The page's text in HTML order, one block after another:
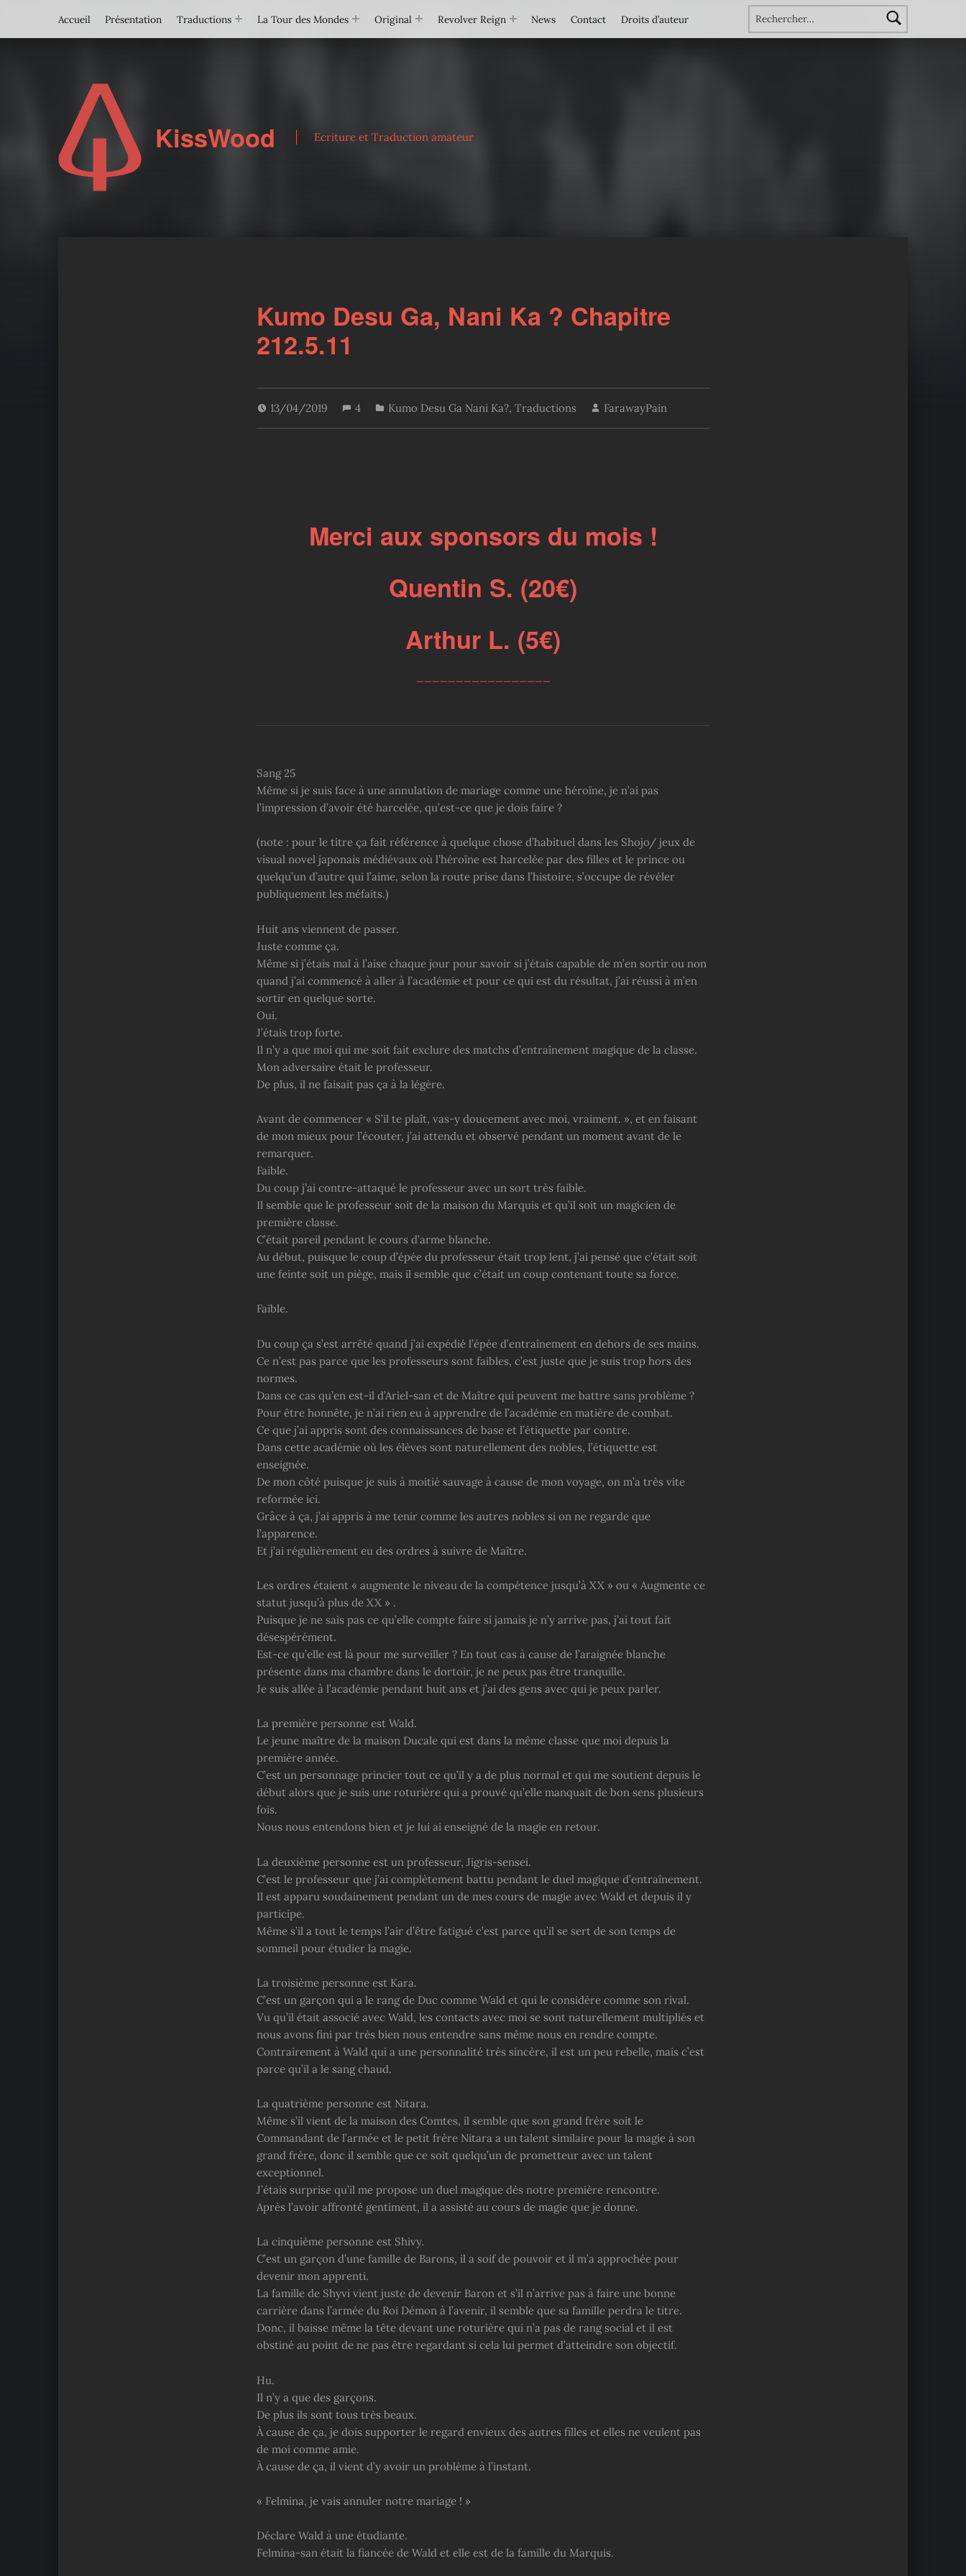
Rechercher :
Accueil
Présentation Traductions La Tour des Mondes Original Revolver Reign News Contact Droits d’auteur
KissWood Ecriture et Traduction amateur
Kumo Desu Ga, Nani Ka ? Chapitre
212.5.11
13/04/2019 4 Kumo Desu Ga Nani Ka?, Traductions FarawayPain
Merci aux sponsors du mois !
Quentin S. (20€)
Arthur L. (5€)
Sang 25
Même si je suis face à une annulation de mariage comme une héroïne, je n’ai pas
l’impression d’avoir été harcelée, qu’est-ce que je dois faire ?
(note : pour le titre ça fait référence à quelque chose d’habituel dans les Shojo/ jeux de
visual novel japonais médiévaux où l’héroïne est harcelée par des filles et le prince ou
quelqu’un d’autre qui l’aime, selon la route prise dans l’histoire, s’occupe de révéler
publiquement les méfaits.)
Huit ans viennent de passer.
Juste comme ça.
Même si j’étais mal à l’aise chaque jour pour savoir si j’étais capable de m’en sortir ou non
quand j’ai commencé à aller à l’académie et pour ce qui est du résultat, j’ai réussi à m’en
sortir en quelque sorte.
Oui.
J’étais trop forte.
Il n’y a que moi qui me soit fait exclure des matchs d’entraînement magique de la classe.
Mon adversaire était le professeur.
De plus, il ne faisait pas ça à la légère.
Avant de commencer « S’il te plaît, vas-y doucement avec moi, vraiment. », et en faisant
de mon mieux pour l’écouter, j’ai attendu et observé pendant un moment avant de le
remarquer.
Faible.
Du coup j’ai contre-attaqué le professeur avec un sort très faible.
Il semble que le professeur soit de la maison du Marquis et qu’il soit un magicien de
première classe.
C’était pareil pendant le cours d’arme blanche.
Au début, puisque le coup d’épée du professeur était trop lent, j’ai pensé que c’était soit
une feinte soit un piège, mais il semble que c’était un coup contenant toute sa force.
Faible.
Du coup ça s’est arrêté quand j’ai expédié l’épée d’entraînement en dehors de ses mains.
Ce n’est pas parce que les professeurs sont faibles, c’est juste que je suis trop hors des
normes.
Dans ce cas qu’en est-il d’Ariel-san et de Maître qui peuvent me battre sans problème ?
Pour être honnête, je n’ai rien eu à apprendre de l’académie en matière de combat.
Ce que j’ai appris sont des connaissances de base et l’étiquette par contre.
Dans cette académie où les élèves sont naturellement des nobles, l’étiquette est
enseignée.
De mon côté puisque je suis à moitié sauvage à cause de mon voyage, on m’a très vite
reformée ici.
Grâce à ça, j’ai appris à me tenir comme les autres nobles si on ne regarde que
l’apparence.
Et j’ai régulièrement eu des ordres à suivre de Maître.
Les ordres étaient « augmente le niveau de la compétence jusqu’à XX » ou « Augmente ce
statut jusqu’à plus de XX » .
Puisque je ne sais pas ce qu’elle compte faire si jamais je n’y arrive pas, j’ai tout fait
désespérément.
Est-ce qu’elle est là pour me surveiller ? En tout cas à cause de l’araignée blanche
présente dans ma chambre dans le dortoir, je ne peux pas être tranquille.
Je suis allée à l’académie pendant huit ans et j’ai des gens avec qui je peux parler.
La première personne est Wald.
Le jeune maître de la maison Ducale qui est dans la même classe que moi depuis la
première année.
C’est un personnage princier tout ce qu’il y a de plus normal et qui me soutient depuis le
début alors que je suis une roturière qui a prouvé qu’elle manquait de bon sens plusieurs
fois.
Nous nous entendons bien et je lui ai enseigné de la magie en retour.
La deuxième personne est un professeur, Jigris-sensei.
C’est le professeur que j’ai complètement battu pendant le duel magique d’entraînement.
Il est apparu soudainement pendant un de mes cours de magie avec Wald et depuis il y
participe.
Même s’il a tout le temps l’air d’être fatigué c’est parce qu’il se sert de son temps de
sommeil pour étudier la magie.
La troisième personne est Kara.
C’est un garçon qui a le rang de Duc comme Wald et qui le considère comme son rival.
Vu qu’il était associé avec Wald, les contacts avec moi se sont naturellement multipliés et
nous avons fini par très bien nous entendre sans même nous en rendre compte.
Contrairement à Wald qui a une personnalité très sincère, il est un peu rebelle, mais c’est
parce qu’il a le sang chaud.
La quatrième personne est Nitara.
Même s’il vient de la maison des Comtes, il semble que son grand frère soit le
Commandant de l’armée et le petit frère Nitara a un talent similaire pour la magie à son
grand frère, donc il semble que ce soit quelqu’un de prometteur avec un talent
exceptionnel.
J’étais surprise qu’il me propose un duel magique dès notre première rencontre.
Après l’avoir affronté gentiment, il a assisté au cours de magie que je donne.
La cinquième personne est Shivy.
C’est un garçon d’une famille de Barons, il a soif de pouvoir et il m’a approchée pour
devenir mon apprenti.
La famille de Shyvi vient juste de devenir Baron et s’il n’arrive pas à faire une bonne
carrière dans l’armée du Roi Démon à l’avenir, il semble que sa famille perdra le titre.
Donc, il baisse même la tête devant une roturière qui n’a pas de rang social et il est
obstiné au point de ne pas être regardant si cela lui permet d’atteindre son objectif.
Hu.
Il n’y a que des garçons.
De plus ils sont tous très beaux.
À cause de ça, je dois supporter le regard envieux des autres filles et elles ne veulent pas
de moi comme amie.
À cause de ça, il vient d’y avoir un problème à l’instant.
« Felmina, je vais annuler notre mariage ! »
Déclare Wald à une étudiante.
Felmina-san était la fiancée de Wald et elle est de la famille du Marquis.